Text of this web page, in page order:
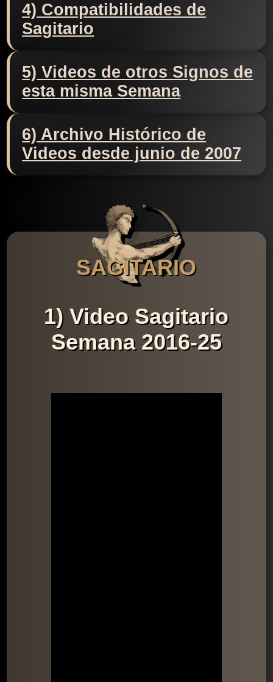
4) Compatibilidades de
Sagitario
5) Videos de otros Signos de
esta misma Semana
6) Archivo Histórico de
Videos desde junio de 2007
SAGITARIO
1) Video Sagitario
Semana 2016-25